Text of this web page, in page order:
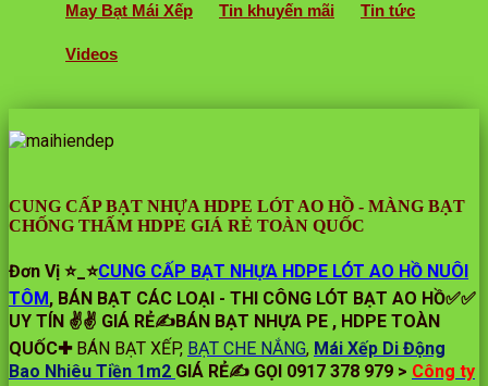
May Bạt Mái Xếp Tin khuyến mãi Tin tức
Videos
CUNG CẤP BẠT NHỰA HDPE LÓT AO HỒ - MÀNG BẠT
CHỐNG THẤM HDPE GIÁ RẺ TOÀN QUỐC
Đơn Vị ⭐️_⭐CUNG CẤP BẠT NHỰA HDPE LÓT AO HỒ NUÔI
TÔM, BÁN BẠT CÁC LOẠI - THI CÔNG LÓT BẠT AO HỒ✅✅
UY TÍN ✌✌ GIÁ RẺ✍BÁN BẠT NHỰA PE , HDPE TOÀN
QUỐC✚BÁN BẠT XẾP, BẠT CHE NẮNG, Mái Xếp Di Động
Bao Nhiêu Tiền 1m2 GIÁ RẺ✍ GỌI 0917 378 979 > Công ty